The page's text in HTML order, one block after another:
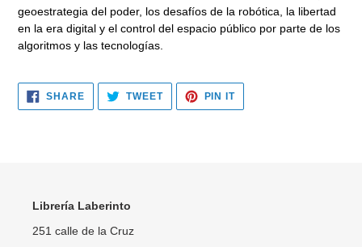
geoestrategia del poder, los desafíos de la robótica, la libertad
en la era digital y el control del espacio público por parte de los
algoritmos y las tecnologías.
SHARESHARE
FACEBOOK
TWEETTWEET
TWITTER
PIN ITPIN
PINTEREST
Librería Laberinto
251 calle de la Cruz